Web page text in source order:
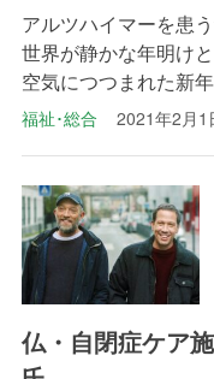
アルツハイマーを患
世界が静かな年明け
空気につつまれた新
福祉･総合 2021年2月1
仏・自閉症ケア